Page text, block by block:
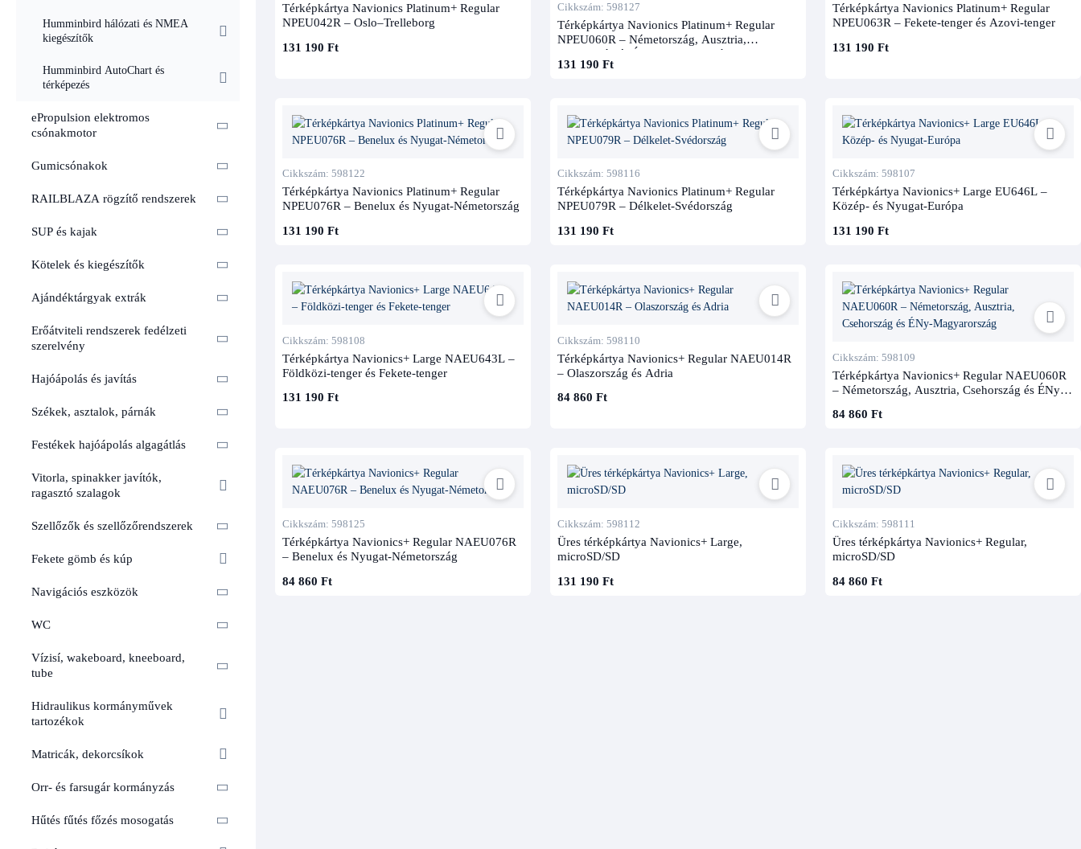
Humminbird hálózati és NMEA
kiegészítők
Humminbird AutoChart és
térképezés
ePropulsion elektromos
csónakmotor
Gumicsónakok
RAILBLAZA rögzítő rendszerek
SUP és kajak
Kötelek és kiegészítők
Ajándéktárgyak extrák
Erőátviteli rendszerek fedélzeti
szerelvény
Hajóápolás és javítás
Székek, asztalok, párnák
Festékek hajóápolás algagátlás
Vitorla, spinakker javítók,
ragasztó szalagok
Szellőzők és szellőzőrendszerek
Fekete gömb és kúp
Navigációs eszközök
WC
Vízisí, wakeboard, kneeboard,
tube
Hidraulikus kormányművek
tartozékok
Matricák, dekorcsíkok
Orr- és farsugár kormányzás
Hűtés fűtés főzés mosogatás
Térképkártya Navionics Platinum+ Regular
NPEU042R – Oslo–Trelleborg
131 190 Ft
Cikkszám: 598127
Térképkártya Navionics Platinum+ Regular
NPEU060R – Németország, Ausztria,
Csehország és ÉNy-Magyarország
131 190 Ft
Térképkártya Navionics Platinum+ Regular
NPEU063R – Fekete-tenger és Azovi-tenger
131 190 Ft
Cikkszám: 598122
Térképkártya Navionics Platinum+ Regular
NPEU076R – Benelux és Nyugat-Németország
131 190 Ft
Cikkszám: 598116
Térképkártya Navionics Platinum+ Regular
NPEU079R – Délkelet-Svédország
131 190 Ft
Cikkszám: 598107
Térképkártya Navionics+ Large EU646L –
Közép- és Nyugat-Európa
131 190 Ft
Cikkszám: 598108
Térképkártya Navionics+ Large NAEU643L –
Földközi-tenger és Fekete-tenger
131 190 Ft
Cikkszám: 598110
Térképkártya Navionics+ Regular NAEU014R
– Olaszország és Adria
84 860 Ft
Cikkszám: 598109
Térképkártya Navionics+ Regular NAEU060R
– Németország, Ausztria, Csehország és ÉNy-
84 860 Ft
Cikkszám: 598125
Térképkártya Navionics+ Regular NAEU076R
– Benelux és Nyugat-Németország
84 860 Ft
Cikkszám: 598112
Üres térképkártya Navionics+ Large,
microSD/SD
131 190 Ft
Cikkszám: 598111
Üres térképkártya Navionics+ Regular,
microSD/SD
84 860 Ft